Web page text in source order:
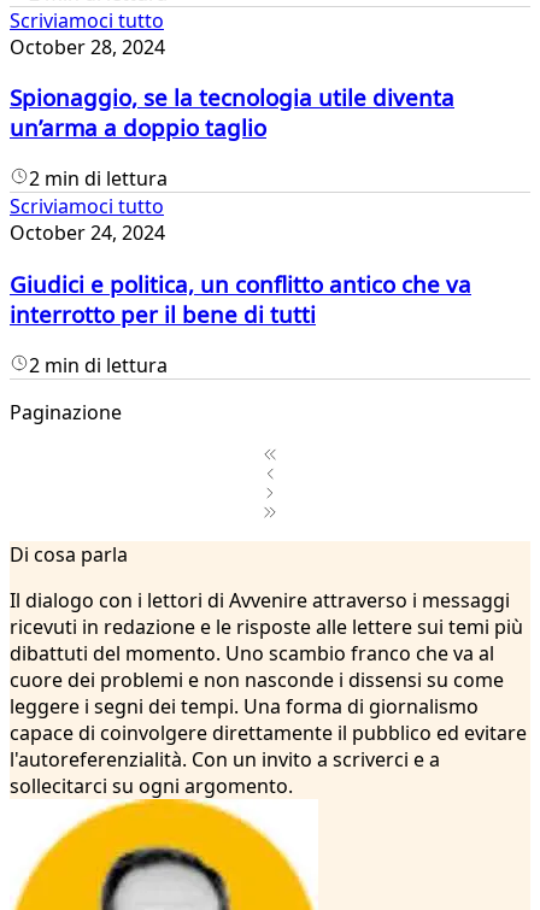
Scriviamoci tutto
October 28, 2024
Spionaggio, se la tecnologia utile diventa
un’arma a doppio taglio
2 min di lettura
Scriviamoci tutto
October 24, 2024
Giudici e politica, un conflitto antico che va
interrotto per il bene di tutti
2 min di lettura
Paginazione
2
...
4
5
6
7
8
9
Di cosa parla
Il dialogo con i lettori di Avvenire attraverso i messaggi
ricevuti in redazione e le risposte alle lettere sui temi più
dibattuti del momento. Uno scambio franco che va al
cuore dei problemi e non nasconde i dissensi su come
leggere i segni dei tempi. Una forma di giornalismo
capace di coinvolgere direttamente il pubblico ed evitare
l'autoreferenzialità. Con un invito a scriverci e a
sollecitarci su ogni argomento.